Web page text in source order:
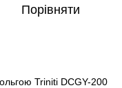
Порівняти
Triniti DCGY-200